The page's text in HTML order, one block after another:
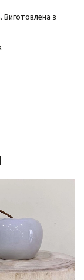
Виготовлена з